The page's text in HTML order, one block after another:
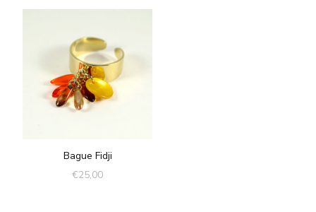
Bague Fidji
€25,00